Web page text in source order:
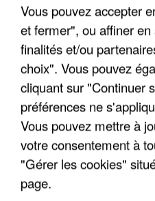
INTERPELLÉ EN ALGÉRIE
Vous pouvez accepter
et fermer", ou affiner
finalités et/ou
choix". Vous pouvez
cliquant sur "Continuer
préférences ne
Vous pouvez mettre à
votre consentement à
"Gérer les cookies"
page.